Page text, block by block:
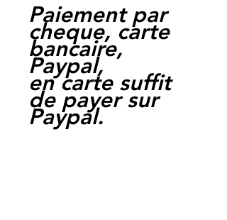
Paiement par
cheque, carte
bancaire,
Paypal,
en carte suffit
de payer sur
Paypal.